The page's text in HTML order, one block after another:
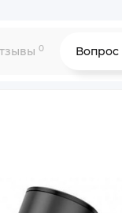
0 Вопрос